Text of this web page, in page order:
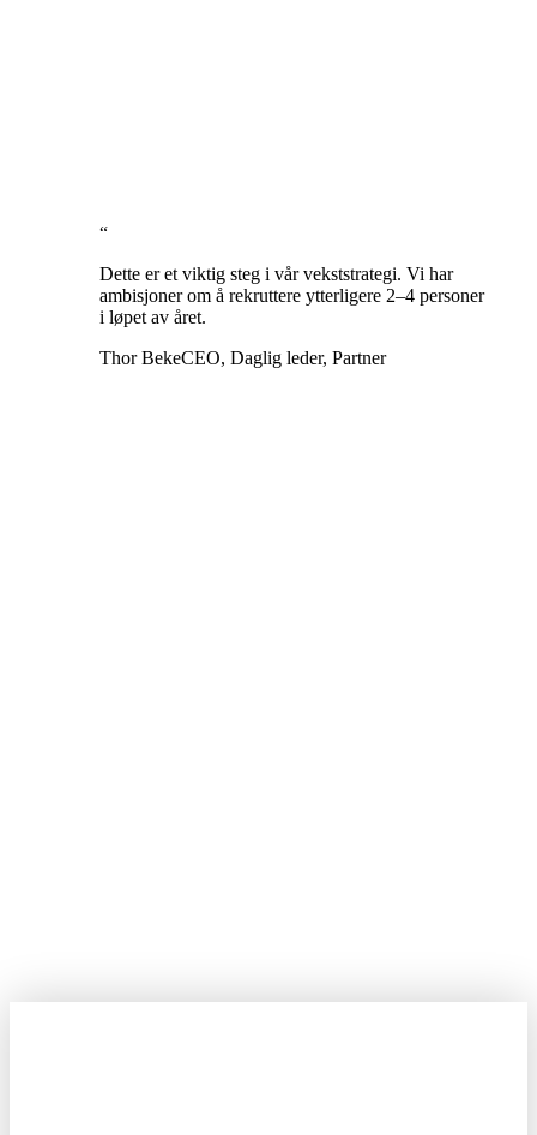
“
Dette er et viktig steg i vår vekststrategi. Vi har
ambisjoner om å rekruttere ytterligere 2–4 personer
i løpet av året.
Thor BekeCEO, Daglig leder, Partner